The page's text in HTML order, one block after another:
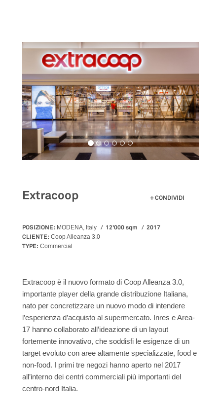
Extracoop CONDIVIDI
POSIZIONE: MODENA, Italy 12'000 sqm
2017
CLIENTE: Coop Alleanza 3.0
TYPE: Commercial
Extracoop è il nuovo formato di Coop Alleanza 3.0,
importante player della grande distribuzione Italiana,
nato per concretizzare un nuovo modo di intendere
l’esperienza d’acquisto al supermercato. Inres e Area-
17 hanno collaborato all’ideazione di un layout
fortemente innovativo, che soddisfi le esigenze di un
target evoluto con aree altamente specializzate, food e
non-food. I primi tre negozi hanno aperto nel 2017
all’interno dei centri commerciali più importanti del
centro-nord Italia.